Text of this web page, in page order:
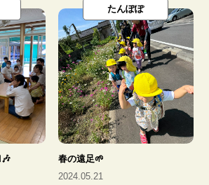
たんぽぽ
春の遠足🌱
2024.05.21